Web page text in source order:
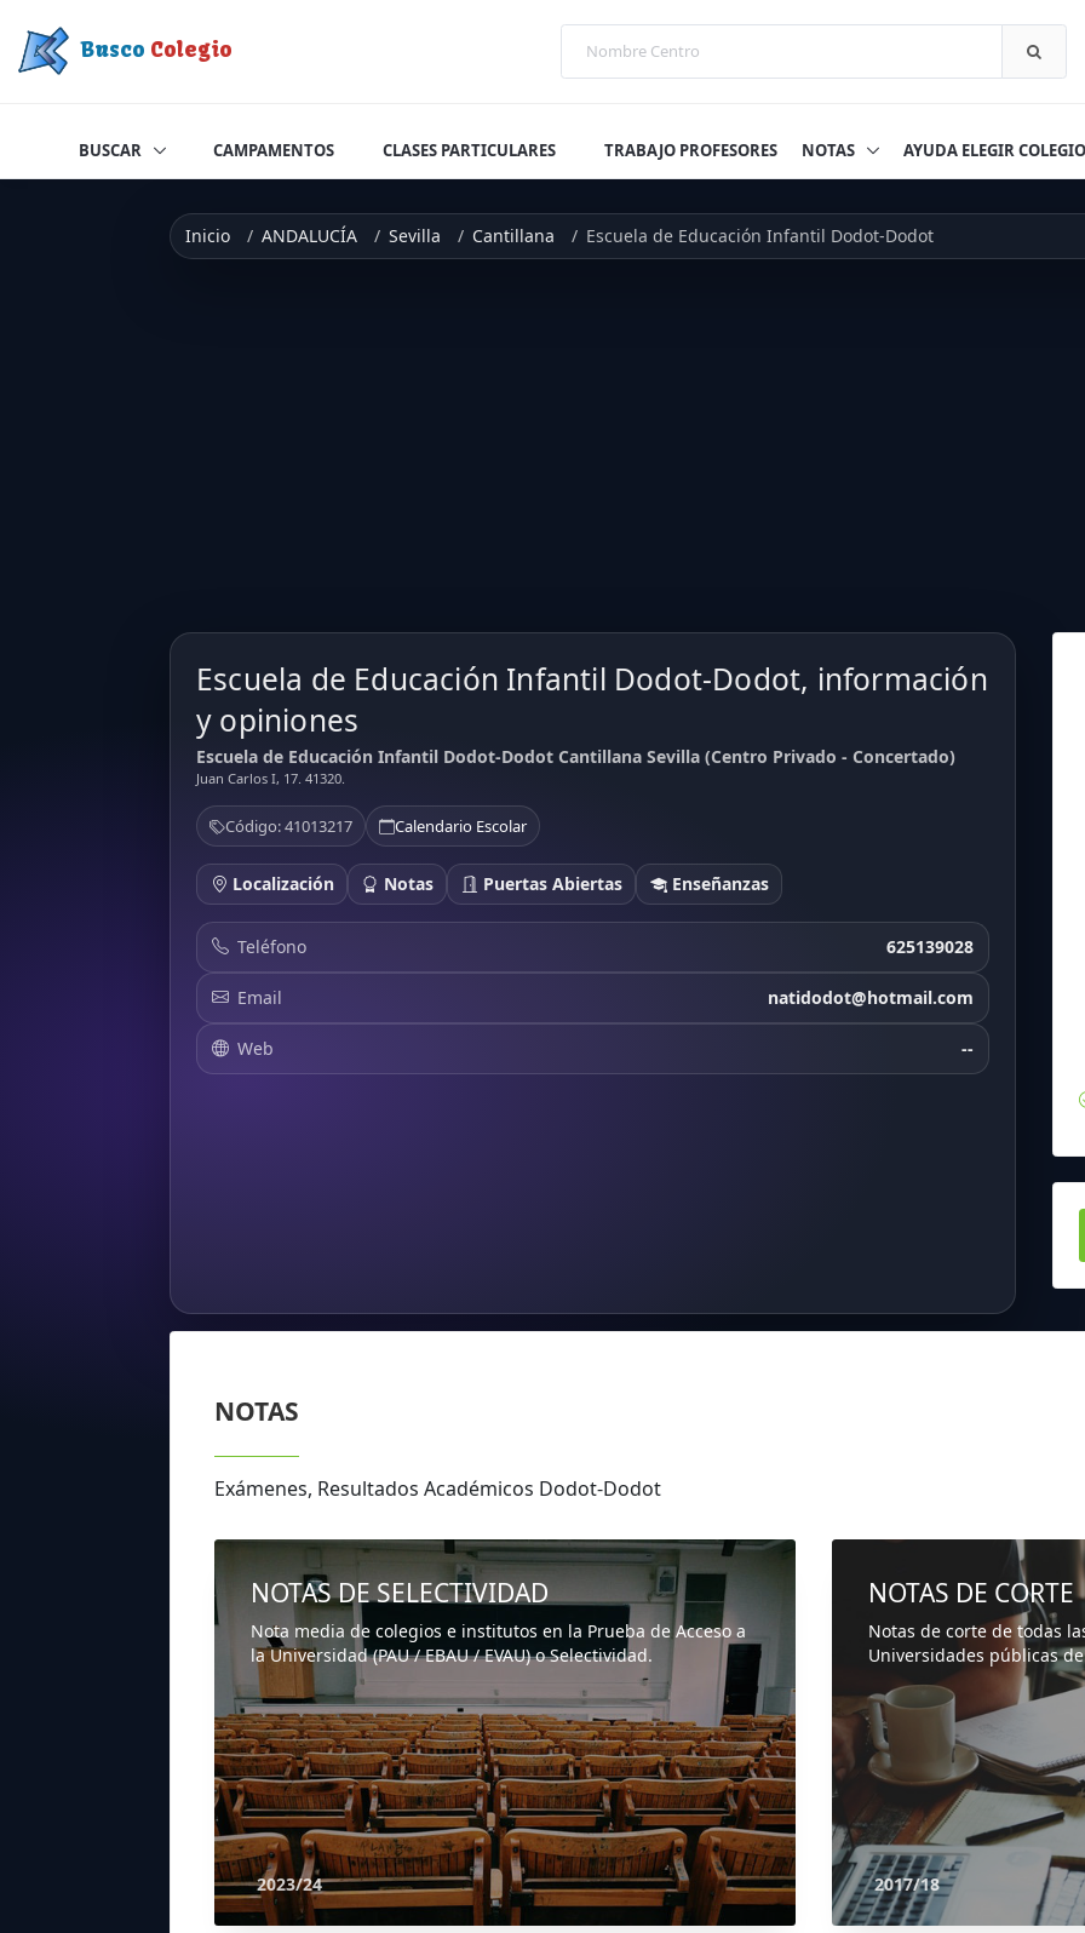
Busco Colegio
BUSCAR CAMPAMENTOS CLASES PARTICULARES TRABAJO PROFESORES NOTAS AYUDA ELEGIR COLEGIO
Inicio ANDALUCÍA Sevilla Cantillana Escuela de Educación Infantil Dodot-Dodot
Escuela de Educación Infantil Dodot-Dodot, información
y opiniones
Escuela de Educación Infantil Dodot-Dodot Cantillana Sevilla (Centro Privado - Concertado)
Juan Carlos I, 17. 41320.
Código: 41013217 Calendario Escolar
Localización Notas Puertas Abiertas Enseñanzas
Teléfono 625139028
Email natidodot@hotmail.com
Web --
NOTAS
Exámenes, Resultados Académicos Dodot-Dodot
NOTAS DE SELECTIVIDAD
Nota media de colegios e institutos en la Prueba de Acceso a
la Universidad (PAU / EBAU / EVAU) o Selectividad.
2023/24
NOTAS DE CORTE
Notas de corte de todas
Universidades públicas
2017/18